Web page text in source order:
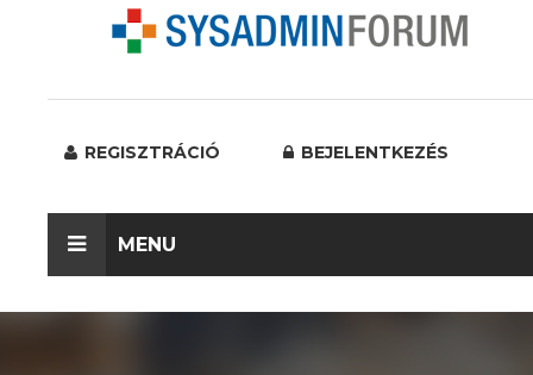
REGISZTRÁCIÓ BEJELENTKEZÉS
MENU